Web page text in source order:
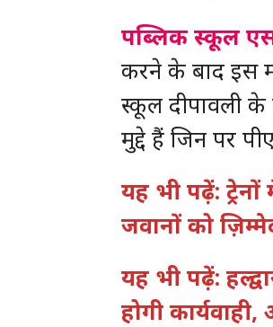
पब्लिक स्कूल
करने के बाद इस
स्कूल दीपावली
मुद्दे हैं जिन पर
यह भी पढ़ें:
जवानों को
यह भी पढ़ें:
होगी